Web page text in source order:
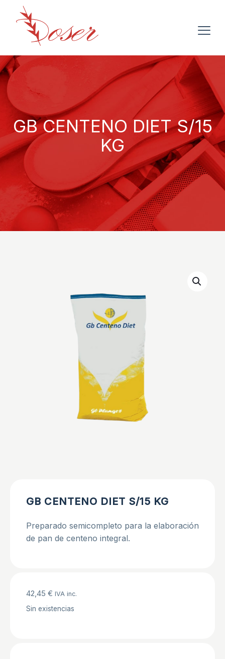
GB CENTENO DIET S/15
KG
GB CENTENO DIET S/15 KG
Preparado semicompleto para la elaboración
de pan de centeno integral.
42,45 € IVA inc.
Sin existencias